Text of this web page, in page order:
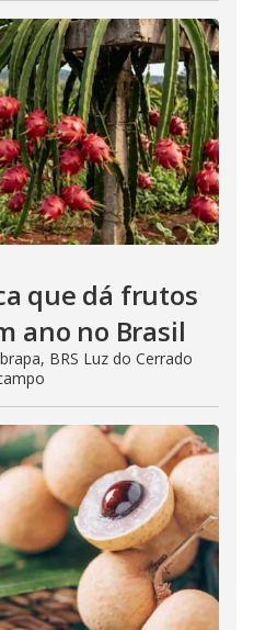
que dá frutos
ano no Brasil
BRS Luz do Cerrado